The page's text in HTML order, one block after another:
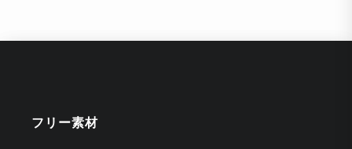
フリー素材